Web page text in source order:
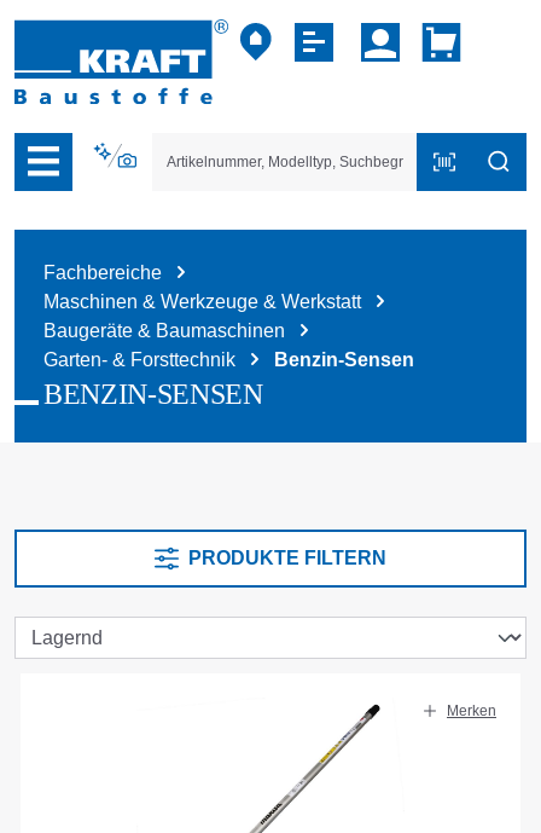
der B2B-Plattform springen
Fachbereiche
Maschinen & Werkzeuge & Werkstatt
Baugeräte & Baumaschinen
Garten- & Forsttechnik
Benzin-Sensen
BENZIN-SENSEN
PRODUKTE FILTERN
Merken